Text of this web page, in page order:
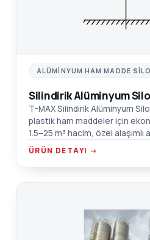
ALÜMINYUM HAM MADDE
Silindirik Alüminyum
T-MAX Silindirik Alüminyum
plastik ham maddeler için
1.5–25 m³ hacim, özel
304, ihtiyaca özel ölçü tasarımı.
ÜRÜN DETAYI →